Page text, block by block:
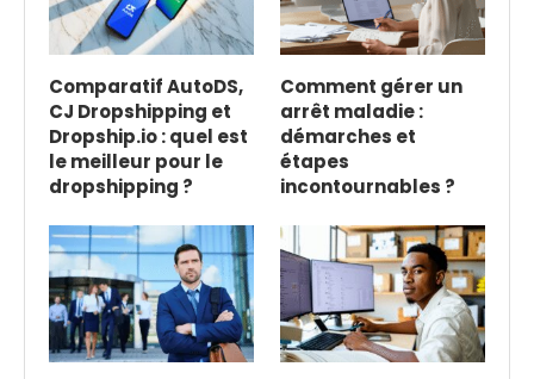
Comparatif AutoDS,
CJ Dropshipping et
Dropship.io : quel est
le meilleur pour le
dropshipping ?
Comment gérer un
arrêt maladie :
démarches et
étapes
incontournables ?